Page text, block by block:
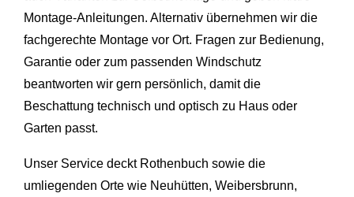
Montage-Anleitungen. Alternativ übernehmen wir die
fachgerechte Montage vor Ort. Fragen zur Bedienung,
Garantie oder zum passenden Windschutz
beantworten wir gern persönlich, damit die
Beschattung technisch und optisch zu Haus oder
Garten passt.
Unser Service deckt Rothenbuch sowie die
umliegenden Orte wie Neuhütten, Weibersbrunn,